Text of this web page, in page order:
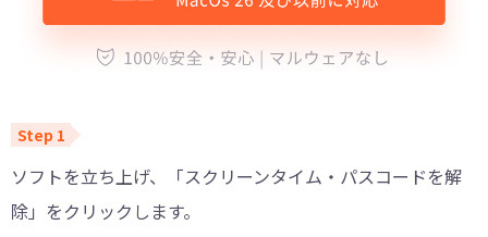
ソフトを立ち上げ、「スクリーンタイム・パスコードを解
除」をクリックします。